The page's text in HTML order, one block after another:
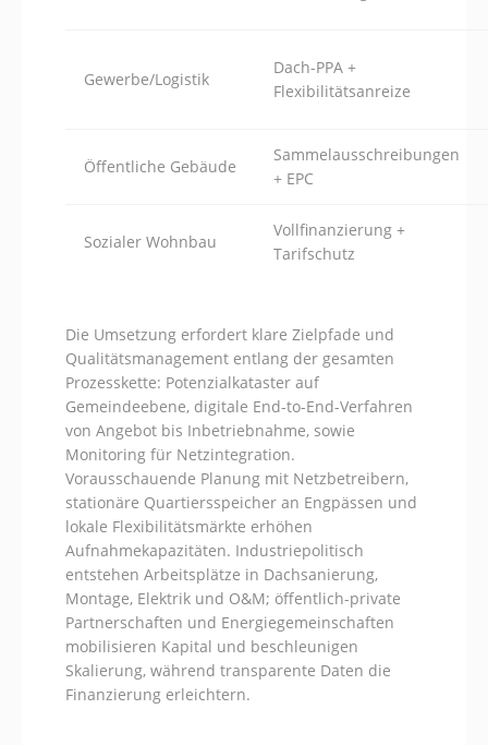
Gewerbe/Logistik
Dach-PPA +
Flexibilitätsanreize
Öffentliche Gebäude
Sammelausschreibungen
+ EPC
Sozialer Wohnbau
Vollfinanzierung +
Tarifschutz
Die Umsetzung erfordert klare Zielpfade und
Qualitätsmanagement entlang der gesamten
Prozesskette: Potenzialkataster auf
Gemeindeebene, digitale End-to-End-Verfahren
von Angebot bis Inbetriebnahme, sowie
Monitoring für Netzintegration.
Vorausschauende Planung mit Netzbetreibern,
stationäre Quartiersspeicher an Engpässen und
lokale Flexibilitätsmärkte erhöhen
Aufnahmekapazitäten. Industriepolitisch
entstehen Arbeitsplätze in Dachsanierung,
Montage, Elektrik und O&M; öffentlich-private
Partnerschaften und Energiegemeinschaften
mobilisieren Kapital und beschleunigen
Skalierung, während transparente Daten die
Finanzierung erleichtern.